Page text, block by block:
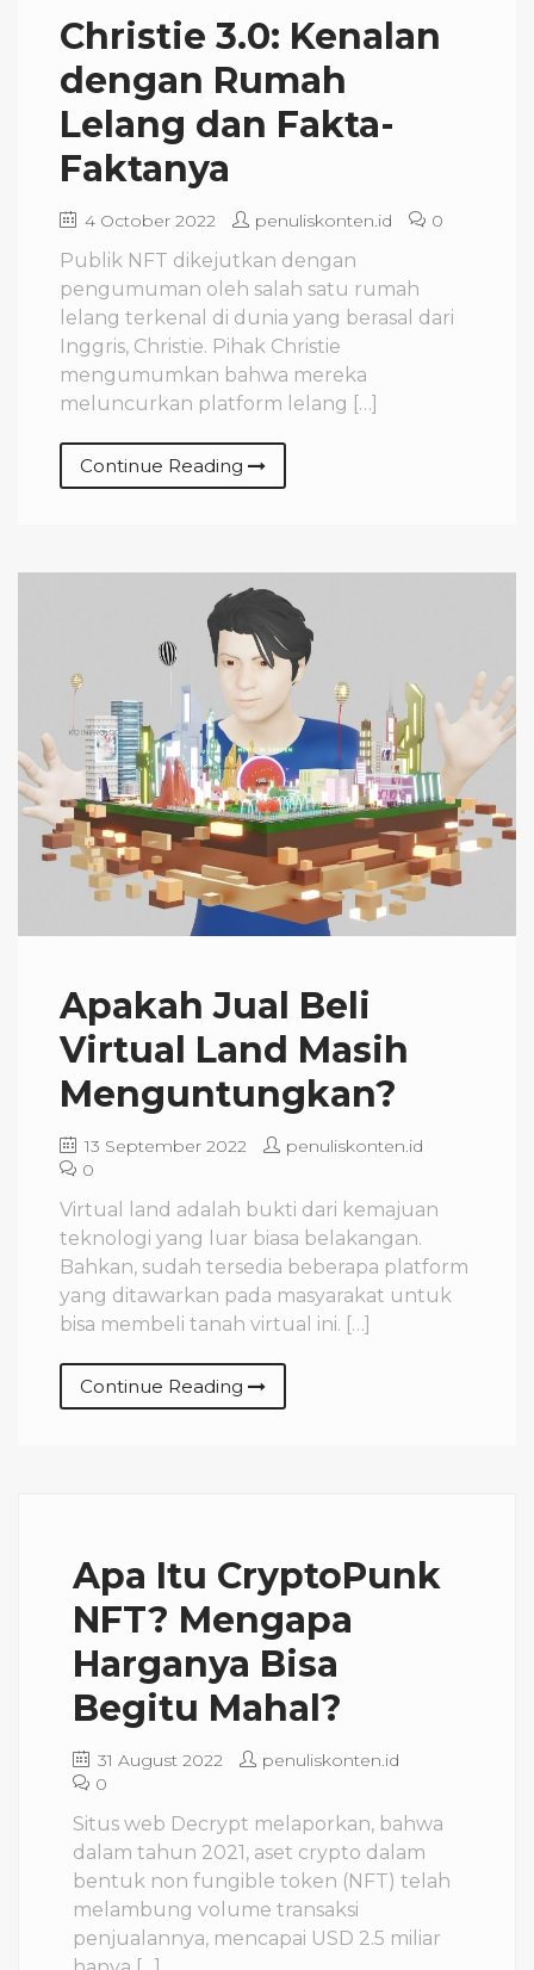
Christie 3.0: Kenalan
dengan Rumah
Lelang dan Fakta-
Faktanya
4 October 2022 penuliskonten.id 0
Publik NFT dikejutkan dengan
pengumuman oleh salah satu rumah
lelang terkenal di dunia yang berasal dari
Inggris, Christie. Pihak Christie
mengumumkan bahwa mereka
meluncurkan platform lelang […]
Continue Reading
Apakah Jual Beli
Virtual Land Masih
Menguntungkan?
13 September 2022
penuliskonten.id
0
Virtual land adalah bukti dari kemajuan
teknologi yang luar biasa belakangan.
Bahkan, sudah tersedia beberapa platform
yang ditawarkan pada masyarakat untuk
bisa membeli tanah virtual ini. […]
Continue Reading
Apa Itu CryptoPunk
NFT? Mengapa
Harganya Bisa
Begitu Mahal?
31 August 2022
penuliskonten.id
0
Situs web Decrypt melaporkan, bahwa
dalam tahun 2021, aset crypto dalam
bentuk non fungible token (NFT) telah
melambung volume transaksi
penjualannya, mencapai USD 2.5 miliar